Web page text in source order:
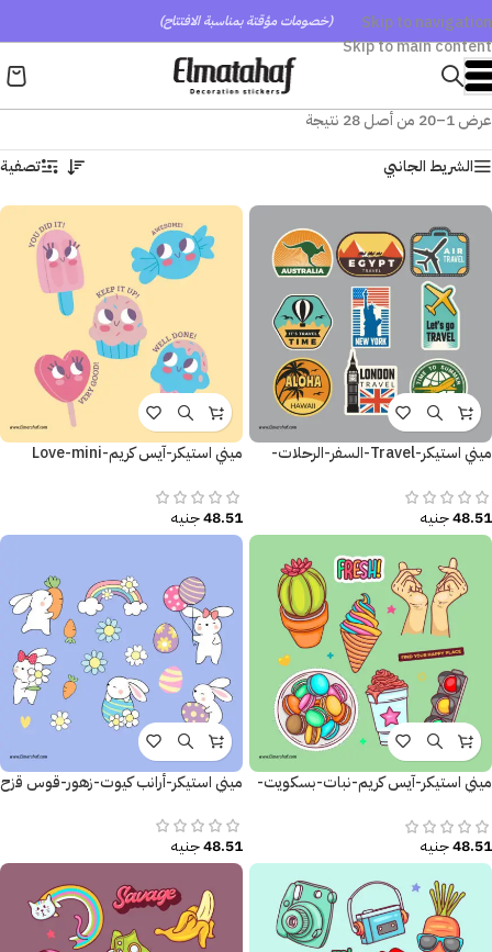
Skip to navigation
Skip to main content
(خصومات مؤقتة بمناسبة الافتتاح)
عرض 1–20 من أصل 28 نتيجة
الشريط الجانبي
تصفية
ميني استيكر-Travel-السفر-الرحلات-
48.51جنيه
ميني استيكر-آيس كريم-Love-mini
48.51جنيه
ميني استيكر-آيس كريم-نبات-بسكويت-
48.51جنيه
ميني استيكر-أرانب كيوت-زهور-قوس قزح
48.51جنيه